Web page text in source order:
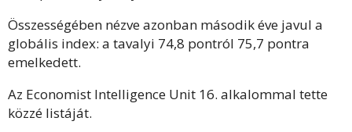
Összességében nézve azonban második éve javul a
globális index: a tavalyi 74,8 pontról 75,7 pontra
emelkedett.
Az Economist Intelligence Unit 16. alkalommal tette
közzé listáját.